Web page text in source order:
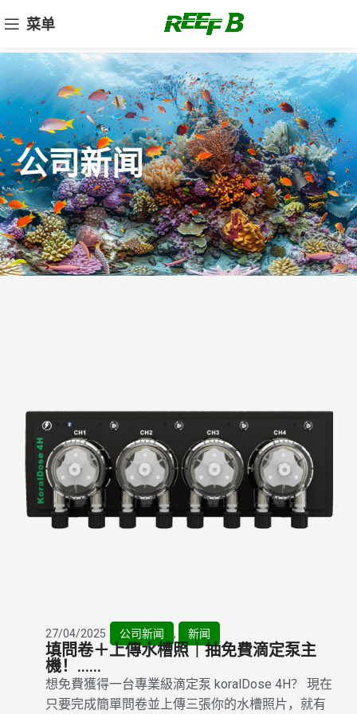
菜单
公司新闻
27/04/2025 公司新闻 , 新闻
填問卷＋上傳水槽照｜抽免費滴定泵主
機！......
想免費獲得一台專業級滴定泵 koralDose 4H？ 現在
只要完成簡單問卷並上傳三張你的水槽照片，就有